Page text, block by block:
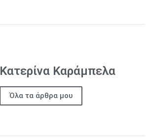
Κατερίνα Καράμπελα
Όλα τα άρθρα μου